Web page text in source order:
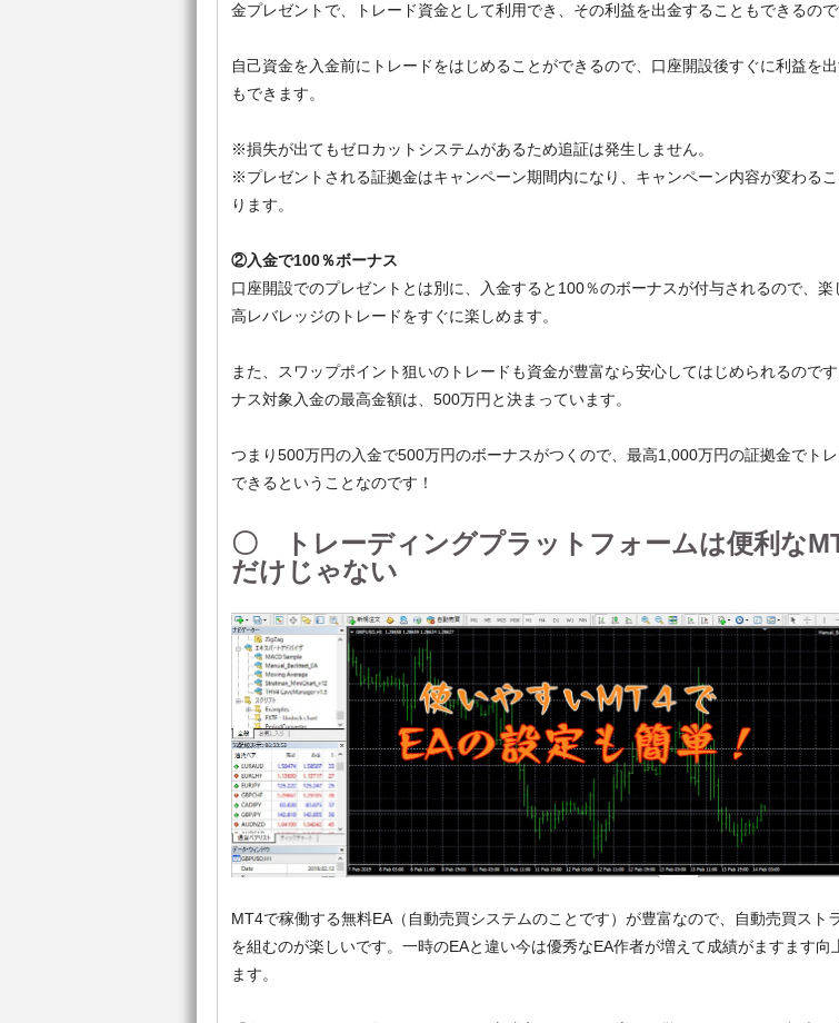
金プレゼントで、トレード資金として利用でき、その利益を出金することもできるので
自己資金を入金前にトレードをはじめることができるので、口座開設後すぐに利益を出
もできます。
※損失が出てもゼロカットシステムがあるため追証は発生しません。
※プレゼントされる証拠金はキャンペーン期間内になり、キャンペーン内容が変わる
ります。
②入金で100％ボーナス
口座開設でのプレゼントとは別に、入金すると100％のボーナスが付与されるので、楽
高レバレッジのトレードをすぐに楽しめます。
また、スワップポイント狙いのトレードも資金が豊富なら安心してはじめられるので
ナス対象入金の最高金額は、500万円と決まっています。
つまり500万円の入金で500万円のボーナスがつくので、最高1,000万円の証拠金でト
できるということなのです！
〇 トレーディングプラットフォームは便利な
だけじゃない
MT4で稼働する無料EA（自動売買システムのことです）が豊富なので、自動売買スト
を組むのが楽しいです。一時のEAと違い今は優秀なEA作者が増えて成績がますます向
ます。